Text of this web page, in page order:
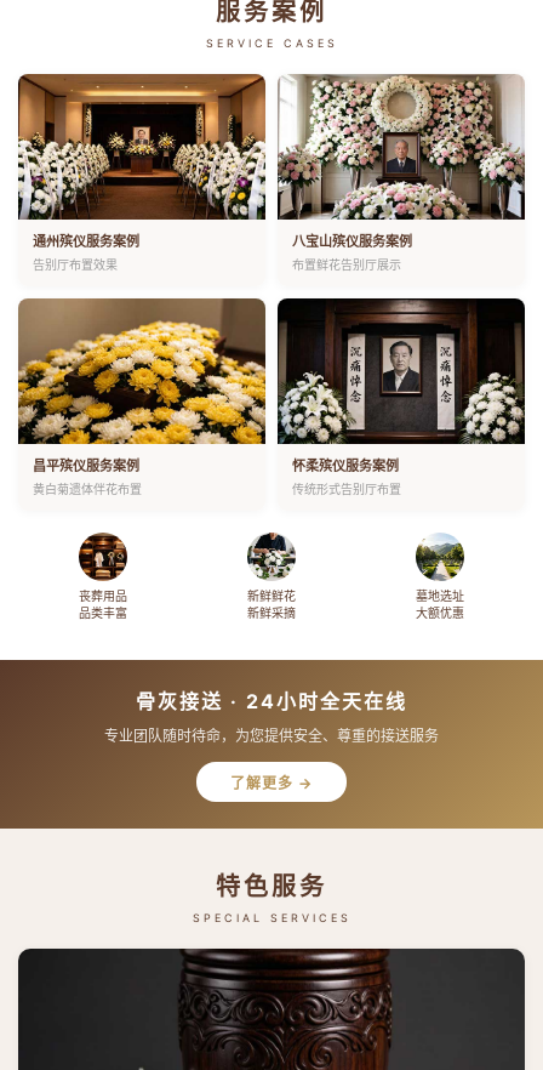
服务案例
SERVICE CASES
通州殡仪服务案例
告别厅布置效果
八宝山殡仪服务案例
布置鲜花告别厅展示
昌平殡仪服务案例
黄白菊遗体伴花布置
怀柔殡仪服务案例
传统形式告别厅布置
丧葬用品
品类丰富
新鲜鲜花
新鲜采摘
墓地选址
大额优惠
骨灰接送 · 24小时全天在线
专业团队随时待命，为您提供安全、尊重的接送服务
了解更多 →
特色服务
SPECIAL SERVICES